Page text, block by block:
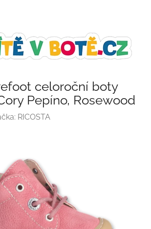
celoroční boty
Pepíno, Rosewood
RICOSTA